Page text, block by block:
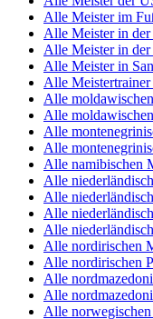
Alle Meister im
Alle Meister in
Alle Meister in
Alle Meister in
Alle
Alle
Alle
Alle
Alle
Alle namibischen
Alle
Alle
Alle
Alle
Alle nordirischen
Alle nordirischen
Alle
Alle
Alle